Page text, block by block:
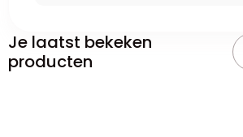
Je laatst bekeken
producten